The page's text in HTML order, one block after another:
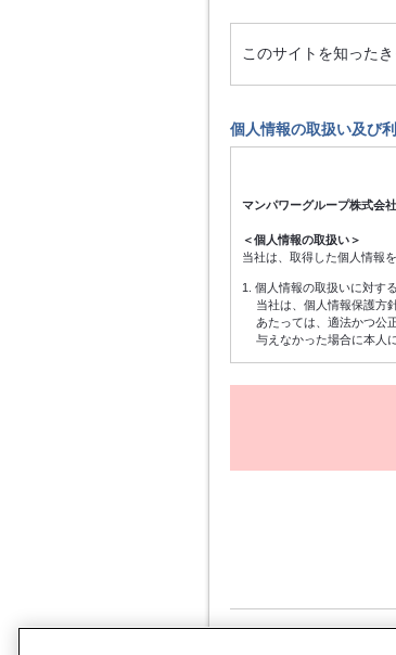
このサイトを知った
個人情報の取扱い及び
マンパワーグループ株式会
＜個人情報の取扱い＞
当社は、取得した個人情報
1. 個人情報の取扱いに対す
当社は、個人情報保護方
あたっては、適法かつ公
与えなかった場合に本人
個人情報は、登録手続き
ための各種アンケート
個人情報は、前項記載
に適切に取扱います。
6. 個人情報の委託
当社で定める個人情報保